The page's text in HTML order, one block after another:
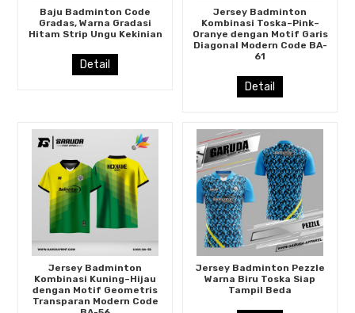
Baju Badminton Code
Gradas, Warna Gradasi
Hitam Strip Ungu Kekinian
Detail
Jersey Badminton
Kombinasi Toska–Pink–
Oranye dengan Motif Garis
Diagonal Modern Code BA-
61
Detail
Jersey Badminton
Kombinasi Kuning–Hijau
dengan Motif Geometris
Transparan Modern Code
Jersey Badminton Pezzle
Warna Biru Toska Siap
Tampil Beda